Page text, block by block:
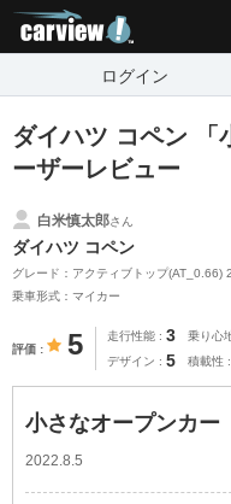
ログイン
ダイハツ コペン 「
ーザーレビュー
白米慎太郎さん
ダイハツ コペン
グレード：アクティブトップ(AT_0.66)
乗車形式：マイカー
評価 5 走行性能 3 乗り心
デザイン 5 積載性
小さなオープンカー
2022.8.5